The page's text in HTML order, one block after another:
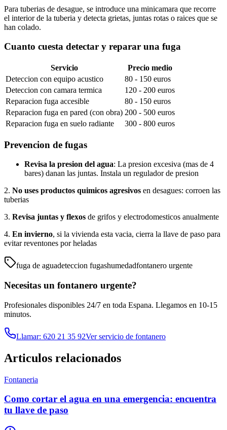
Para tuberias de desague, se introduce una minicamara que recorre
el interior de la tuberia y detecta grietas, juntas rotas o raices que se
han colado.
Cuanto cuesta detectar y reparar una fuga
Servicio
Precio medio
Deteccion con equipo acustico
80 - 150 euros
Deteccion con camara termica
120 - 200 euros
Reparacion fuga accesible
80 - 150 euros
Reparacion fuga en pared (con obra) 200 - 500 euros
Reparacion fuga en suelo radiante
300 - 800 euros
Prevencion de fugas
Revisa la presion del agua: La presion excesiva (mas de 4
bares) danan las juntas. Instala un regulador de presion
2. No uses productos quimicos agresivos en desagues: corroen las
tuberias
3. Revisa juntas y flexos de grifos y electrodomesticos anualmente
4. En invierno, si la vivienda esta vacia, cierra la llave de paso para
evitar reventones por heladas
fuga de aguadeteccion fugashumedadfontanero urgente
Necesitas un fontanero urgente?
Profesionales disponibles 24/7 en toda Espana. Llegamos en 10-15
minutos.
Llamar: 620 21 35 92Ver servicio de fontanero
Articulos relacionados
Fontaneria
Como cortar el agua en una emergencia: encuentra
tu llave de paso